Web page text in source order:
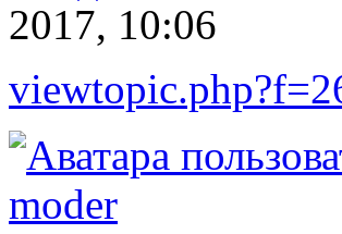
2017, 10:06
moder